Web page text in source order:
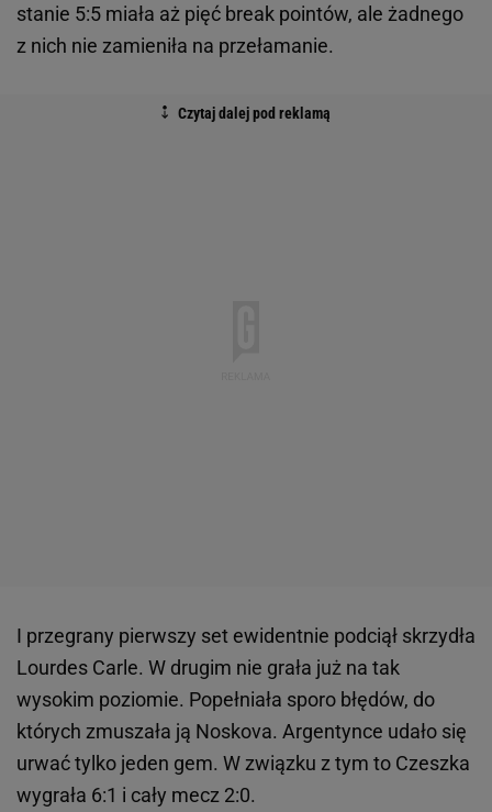
stanie 5:5 miała aż pięć break pointów, ale żadnego
z nich nie zamieniła na przełamanie.
I przegrany pierwszy set ewidentnie podciął skrzydła
Lourdes Carle. W drugim nie grała już na tak
wysokim poziomie. Popełniała sporo błędów, do
których zmuszała ją Noskova. Argentynce udało się
urwać tylko jeden gem. W związku z tym to Czeszka
wygrała 6:1 i cały mecz 2:0.